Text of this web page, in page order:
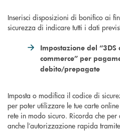
Inserisci disposizioni di bonifico ai
sicurezza di indicare tutti i dati
Impostazione del “3DS
commerce” per
debito/prepagate
Imposta o modifica il codice di
per poter utilizzare le tue carte
rete in modo sicuro. Ricorda che
anche l’autorizzazione rapida